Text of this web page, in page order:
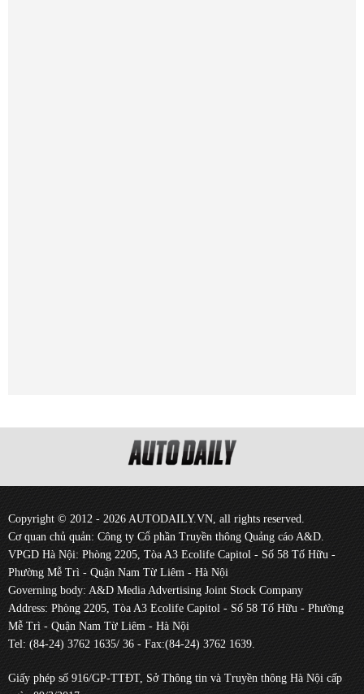
Copyright © 2012 - 2026 AUTODAILY.VN, all rights reserved.
Cơ quan chủ quản: Công ty Cổ phần Truyền thông Quảng cáo A&D.
VPGD Hà Nội: Phòng 2205, Tòa A3 Ecolife Capitol - Số 58 Tố Hữu -
Phường Mễ Trì - Quận Nam Từ Liêm - Hà Nội
Governing body: A&D Media Advertising Joint Stock Company
Address: Phòng 2205, Tòa A3 Ecolife Capitol - Số 58 Tố Hữu - Phường
Mễ Trì - Quận Nam Từ Liêm - Hà Nội
Tel: (84-24) 3762 1635/ 36 - Fax:(84-24) 3762 1639.
Giấy phép số 916/GP-TTĐT, Sở Thông tin và Truyền thông Hà Nội cấp